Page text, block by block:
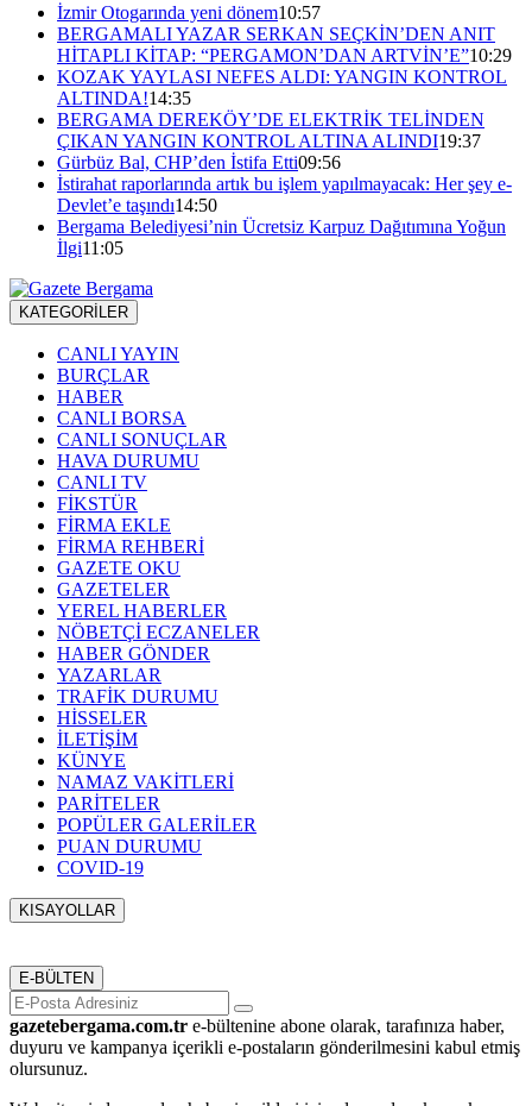
İzmir Otogarında yeni dönem10:57
BERGAMALI YAZAR SERKAN SEÇKİN’DEN ANIT
HİTAPLI KİTAP: “PERGAMON’DAN ARTVİN’E”10:29
KOZAK YAYLASI NEFES ALDI: YANGIN KONTROL
ALTINDA!14:35
BERGAMA DEREKÖY’DE ELEKTRİK TELİNDEN
ÇIKAN YANGIN KONTROL ALTINA ALINDI19:37
Gürbüz Bal, CHP’den İstifa Etti09:56
İstirahat raporlarında artık bu işlem yapılmayacak: Her şey e-
Devlet’e taşındı14:50
Bergama Belediyesi’nin Ücretsiz Karpuz Dağıtımına Yoğun
İlgi11:05
KATEGORİLER
CANLI YAYIN
BURÇLAR
HABER
CANLI BORSA
CANLI SONUÇLAR
HAVA DURUMU
CANLI TV
FİKSTÜR
FİRMA EKLE
FİRMA REHBERİ
GAZETE OKU
GAZETELER
YEREL HABERLER
NÖBETÇİ ECZANELER
HABER GÖNDER
YAZARLAR
TRAFİK DURUMU
HİSSELER
İLETİŞİM
KÜNYE
NAMAZ VAKİTLERİ
PARİTELER
POPÜLER GALERİLER
PUAN DURUMU
COVID-19
KISAYOLLAR
E-BÜLTEN
gazetebergama.com.tr e-bültenine abone olarak, tarafınıza haber,
duyuru ve kampanya içerikli e-postaların gönderilmesini kabul etmiş
olursunuz.